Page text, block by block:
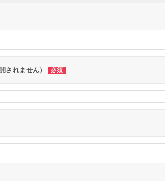
されません） 必須